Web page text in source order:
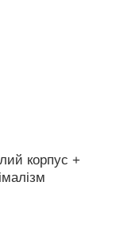
корпус +